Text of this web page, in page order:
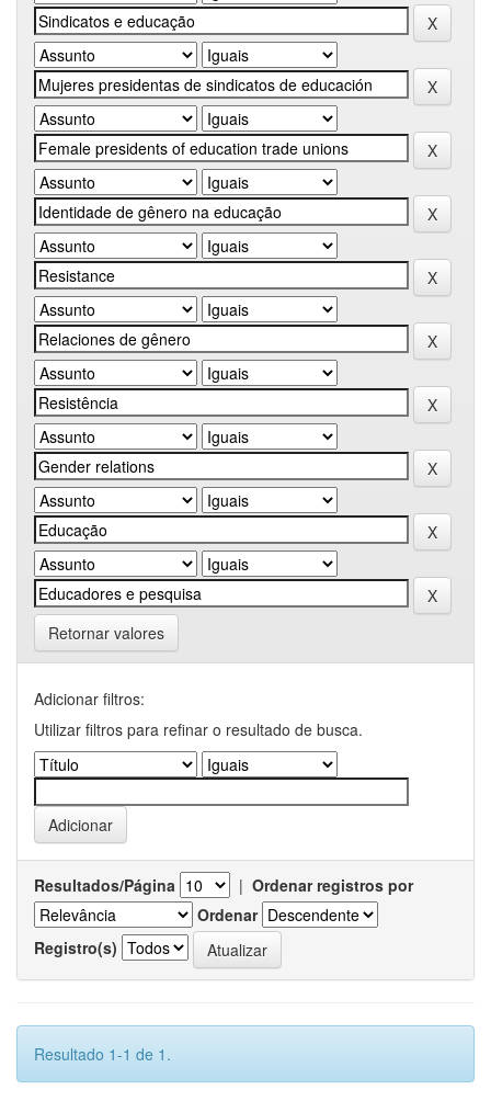
Retornar valores
Adicionar filtros:
Utilizar filtros para refinar o resultado de busca.
Resultados/Página | Ordenar registros por
Ordenar
Registro(s)
Resultado 1-1 de 1.